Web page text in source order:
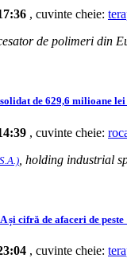
, cuvinte cheie:
de polimeri din
de 629,6 milioane
, cuvinte cheie:
, holding industrial
și cifră de afaceri de
, cuvinte cheie: